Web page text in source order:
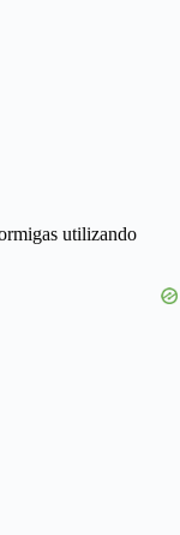
utilizando